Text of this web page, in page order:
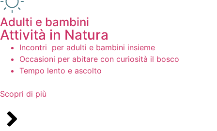
Adulti e bambini
Attività in Natura
Incontri per adulti e bambini insieme
Occasioni per abitare con curiosità il bosco
Tempo lento e ascolto
Scopri di più